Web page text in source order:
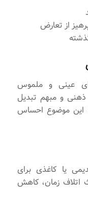
از تعارض
عینی و ملموس
ذهنی و مبهم تبدیل
این موضوع احساس
یا کاغذی برای
اتلاف زمان، کاهش